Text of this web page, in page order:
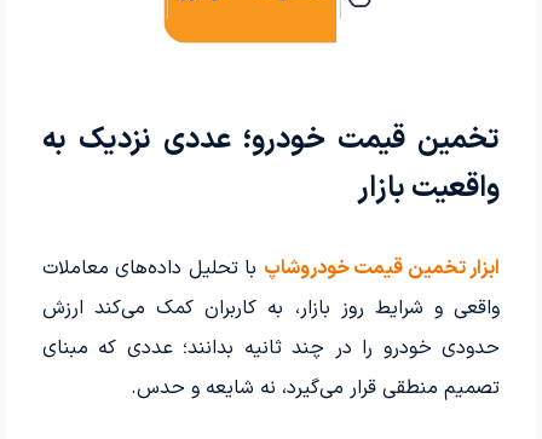
تخمین قیمت خودرو؛ عددی نزدیک به
واقعیت بازار
ابزار تخمین قیمت خودروشاپ با تحلیل داده‌های معاملات
واقعی و شرایط روز بازار، به کاربران کمک می‌کند ارزش
حدودی خودرو را در چند ثانیه بدانند؛ عددی که مبنای
تصمیم منطقی قرار می‌گیرد، نه شایعه و حدس.